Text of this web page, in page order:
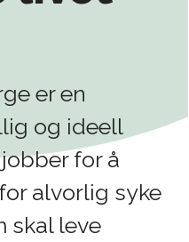
er en
og ideell
for å
alvorlig syke
skal leve